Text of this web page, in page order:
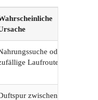
oder
Laufroute
zwischen Nest